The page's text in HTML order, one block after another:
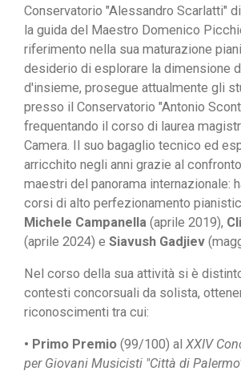
Conservatorio "Alessandro Scarlatti"
la guida del Maestro Domenico
riferimento nella sua maturazione
desiderio di esplorare la dimensione
d'insieme, prosegue attualmente gli
presso il Conservatorio "Antonio
frequentando il corso di laurea
Camera. Il suo bagaglio tecnico ed
arricchito negli anni grazie al
maestri del panorama internazionale:
corsi di alto perfezionamento
Michele Campanella (aprile 2019),
(aprile 2024) e Siavush Gadjiev
Nel corso della sua attività si è
contesti concorsuali da solista,
riconoscimenti tra cui:
• Primo Premio (99/100) al XXIV
per Giovani Musicisti "Città di